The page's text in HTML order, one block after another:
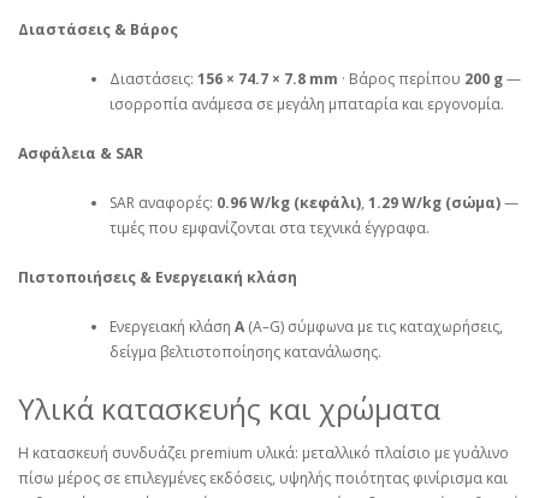
Διαστάσεις & Βάρος
Διαστάσεις: 156 × 74.7 × 7.8 mm · Βάρος περίπου 200 g—
ισορροπία ανάμεσα σε μεγάλη μπαταρία και εργονομία.
Ασφάλεια & SAR
SAR αναφορές: 0.96 W/kg (κεφάλι), 1.29 W/kg (σώμα)—
τιμές που εμφανίζονται στα τεχνικά έγγραφα.
Πιστοποιήσεις & Ενεργειακή κλάση
Ενεργειακή κλάση A (A–G) σύμφωνα με τις καταχωρήσεις,
δείγμα βελτιστοποίησης κατανάλωσης.
Υλικά κατασκευής και χρώματα
Η κατασκευή συνδυάζει premium υλικά: μεταλλικό πλαίσιο με γυάλινο
πίσω μέρος σε επιλεγμένες εκδόσεις, υψηλής ποιότητας φινίρισμα και